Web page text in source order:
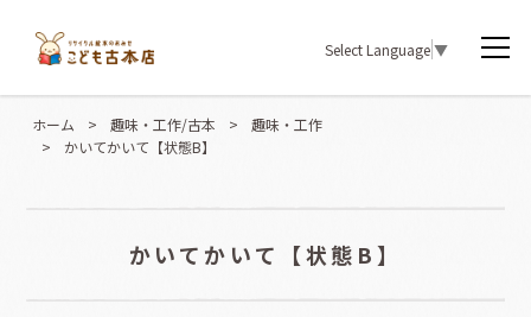
Select Language▼
ホーム > 趣味・工作/古本 >
趣味・工作
>
かいてかいて【状態B】
かいてかいて【状態B】